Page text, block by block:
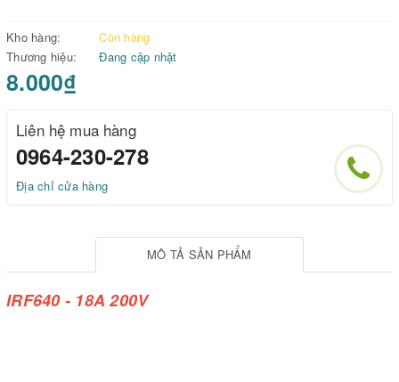
Kho hàng:
Còn hàng
Thương hiệu:
Đang cập nhật
8.000₫
Liên hệ mua hàng
0964-230-278
Địa chỉ cửa hàng
MÔ TẢ SẢN PHẨM
IRF640 - 18A 200V